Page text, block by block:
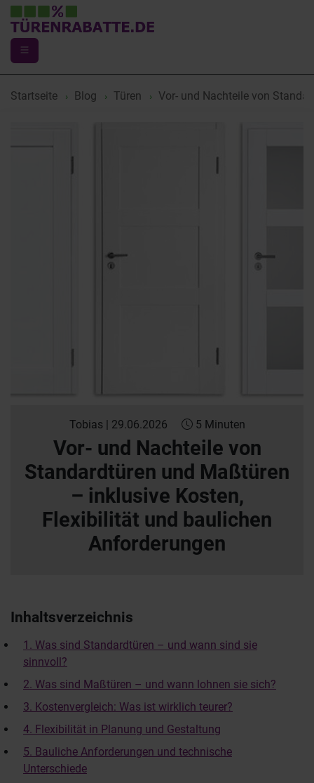
Startseite Blog Türen Vor- und Nachteile von
Tobias | 29.06.2026 5 Minuten
Vor- und Nachteile von
Standardtüren und Maßtüren
– inklusive Kosten,
Flexibilität und baulichen
Anforderungen
Inhaltsverzeichnis
1. Was sind Standardtüren – und wann sind sie
sinnvoll?
2. Was sind Maßtüren – und wann lohnen sie sich?
3. Kostenvergleich: Was ist wirklich teurer?
4. Flexibilität in Planung und Gestaltung
5. Bauliche Anforderungen und technische
Unterschiede